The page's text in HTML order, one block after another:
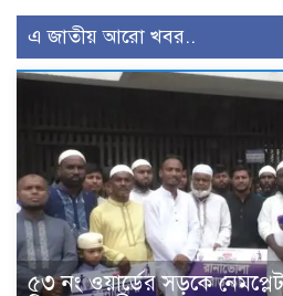
এ জাতীয় আরো খবর..
৫৩ নং ওয়ার্ডের সড়কে